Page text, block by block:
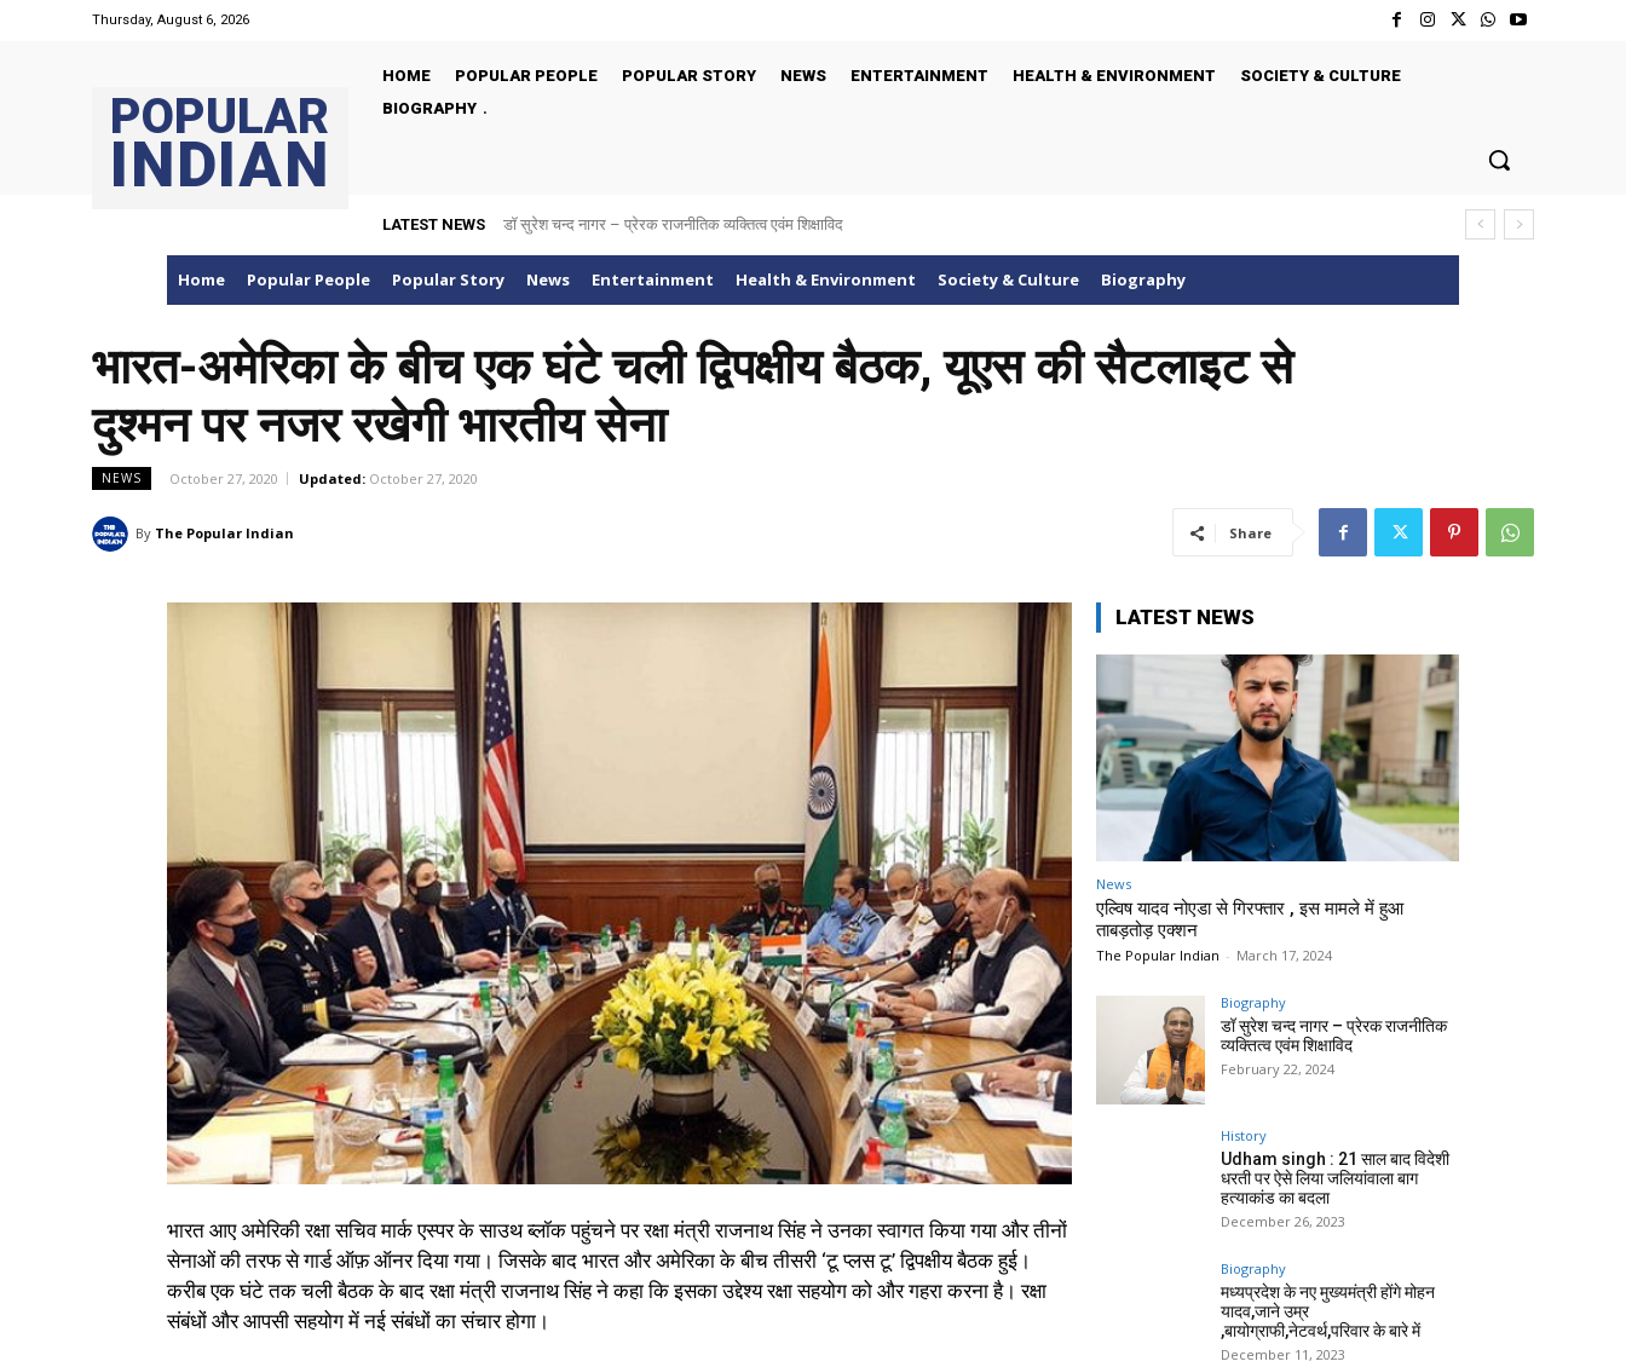
Thursday, August 6, 2026
POPULAR
INDIAN
HOME POPULAR PEOPLE POPULAR STORY NEWS ENTERTAINMENT HEALTH & ENVIRONMENT
SOCIETY & CULTURE
BIOGRAPHY
LATEST NEWS डॉ सुरेश चन्द नागर – प्रेरक राजनीतिक व्यक्तित्व एवंम शिक्षाविद
Home Popular People Popular Story News Entertainment Health & Environment Society & Culture Biography
​भारत-अमेरिका के बीच एक घंटे चली ​द्विपक्षीय बैठक, यूएस की सैटलाइट से
दुश्मन पर नजर रखेगी भारतीय सेना
NEWS October 27, 2020 Updated: October 27, 2020
By The Popular Indian Share
भारत आए अमेरिकी रक्षा सचिव मार्क एस्पर के साउथ ब्लॉक पहुंचने पर रक्षा मंत्री राजनाथ सिंह ने उनका स्वागत किया गया और तीनों
सेनाओं की तरफ से गार्ड ऑफ़ ऑनर दिया गया। जिसके बाद भारत और अमेरिका के बीच तीसरी ‘टू प्लस टू’ ​द्विपक्षीय बैठक हुई। ​
करीब एक घंटे तक चली बैठक के बाद ​रक्षा मंत्री राजनाथ सिंह ​ने कहा कि इसका उद्देश्य रक्षा सहयोग को और गहरा करना है।​ रक्षा
संबंधों और आपसी सहयोग में नई संबंधों का संचार होगा। ​
LATEST NEWS
News
एल्विष यादव नोएडा से गिरफ्तार , इस मामले में हुआ
ताबड़तोड़ एक्शन
The Popular Indian - March 17, 2024
Biography
डॉ सुरेश चन्द नागर – प्रेरक राजनीतिक
व्यक्तित्व एवंम शिक्षाविद
February 22, 2024
History
Udham singh : 21 साल बाद विदेशी
धरती पर ऐसे लिया जलियांवाला बाग
हत्याकांड का बदला
December 26, 2023
Biography
मध्यप्रदेश के नए मुख्यमंत्री होंगे मोहन
यादव,जाने उम्र
,बायोग्राफी,नेटवर्थ,परिवार के बारे में
December 11, 2023